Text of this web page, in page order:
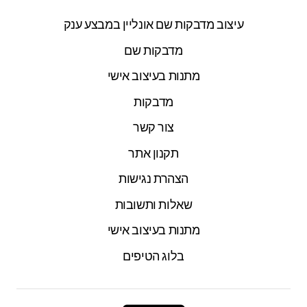
עיצוב מדבקות שם אונליין במבצע ענק
מדבקות שם
מתנות בעיצוב אישי
מדבקות
צור קשר
תקנון אתר
הצהרת נגישות
שאלות ותשובות
מתנות בעיצוב אישי
בלוג הטיפים